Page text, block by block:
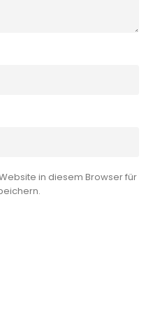
in diesem Browser für